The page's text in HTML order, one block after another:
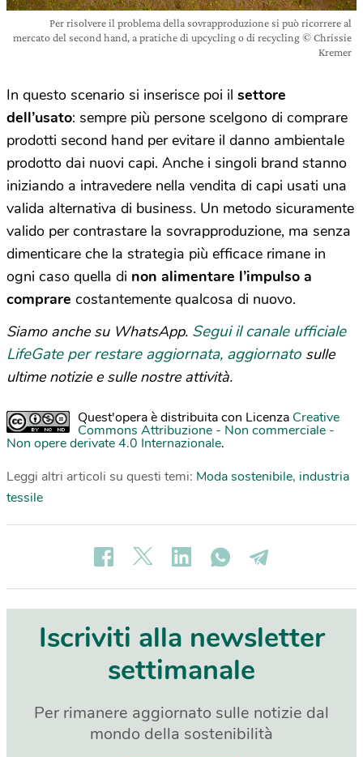
Per risolvere il problema della sovrapproduzione si può ricorrere al
mercato del second hand, a pratiche di upcycling o di recycling © Chrissie
Kremer
In questo scenario si inserisce poi il settore
dell’usato: sempre più persone scelgono di comprare
prodotti second hand per evitare il danno ambientale
prodotto dai nuovi capi. Anche i singoli brand stanno
iniziando a intravedere nella vendita di capi usati una
valida alternativa di business. Un metodo sicuramente
valido per contrastare la sovrapproduzione, ma senza
dimenticare che la strategia più efficace rimane in
ogni caso quella di non alimentare l’impulso a
comprare costantemente qualcosa di nuovo.
Siamo anche su WhatsApp. Segui il canale ufficiale
LifeGate per restare aggiornata, aggiornato sulle
ultime notizie e sulle nostre attività.
Quest'opera è distribuita con Licenza Creative
Commons Attribuzione - Non commerciale -
Non opere derivate 4.0 Internazionale.
Leggi altri articoli su questi temi: Moda sostenibile, industria
tessile
Iscriviti alla newsletter
settimanale
Per rimanere aggiornato sulle notizie dal
mondo della sostenibilità